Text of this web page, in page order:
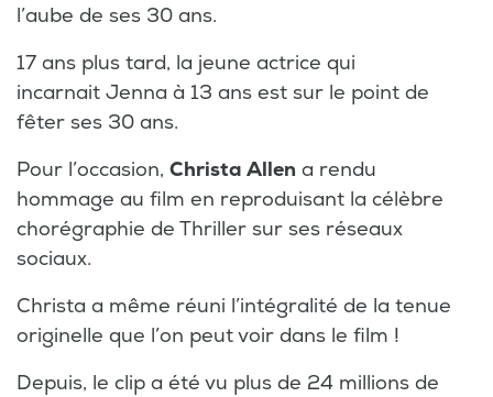
l’aube de ses 30 ans.
17 ans plus tard, la jeune actrice qui
incarnait Jenna à 13 ans est sur le point de
fêter ses 30 ans.
Pour l’occasion, Christa Allen a rendu
hommage au film en reproduisant la célèbre
chorégraphie de Thriller sur ses réseaux
sociaux.
Christa a même réuni l’intégralité de la tenue
originelle que l’on peut voir dans le film !
Depuis, le clip a été vu plus de 24 millions de